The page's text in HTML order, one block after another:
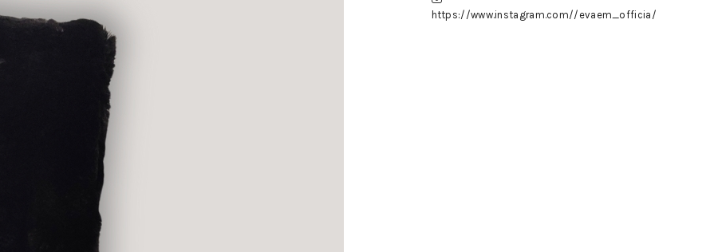
https://www.instagram.com//evaem_officia/